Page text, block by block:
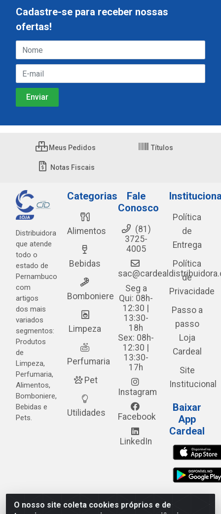
O nosso site coleta cookies próprios e de
Cadastre-se para receber nossas
ofertas!
Meus Pedidos Títulos
Notas Fiscais
Distribuidora
que atende
todo o
estado de
Pernambuco
com
artigos
dos mais
variados
segmentos:
Produtos
de
Limpeza,
Perfumaria,
Alimentos,
Bomboniere,
Bebidas e
Pets.
Categorias
Alimentos
Bebidas
Bomboniere
Limpeza
Perfumaria
Pet
Utilidades
Fale
Conosco
(81)
3725-
4005
Seg a
Qui: 08h-
12:30 |
13:30-
18h
Sex: 08h-
12:30 |
13:30-
17h
Instagram
Facebook
LinkedIn
Política
de
Entrega
Política
de
Privacidade
Passo a
passo
Loja
Cardeal
Site
Institucional
Baixar
App
Cardeal
Cardeal Distribuidora - Estrada Alto do Moura, 582 - Alto